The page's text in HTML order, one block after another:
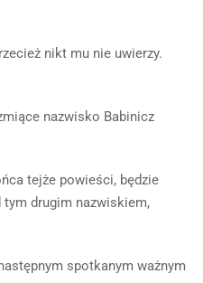
nikt mu nie uwierzy.
nazwisko Babinicz
tejże powieści, będzie
tym drugim nazwiskiem,
spotkanym ważnym